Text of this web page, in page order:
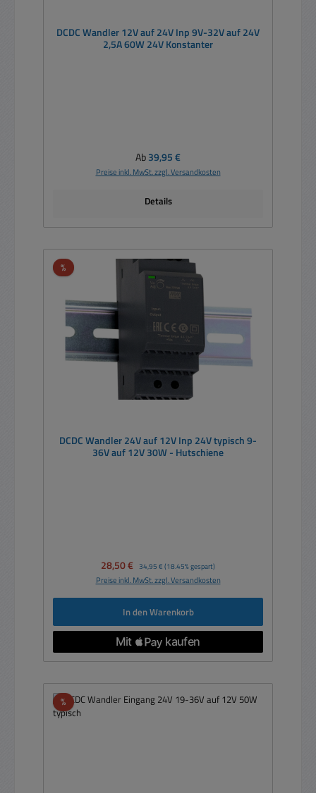
DCDC Wandler 12V auf 24V Inp 9V-32V auf 24V
2,5A 60W 24V Konstanter
Regulärer Preis:
Ab39,95 €
Preise inkl. MwSt. zzgl. Versandkosten
Details
%Rabatt
DCDC Wandler 24V auf 12V Inp 24V typisch 9-
36V auf 12V 30W - Hutschiene
Verkaufspreis:
28,50 € Regulärer Preis:
34,95 € (18.45% gespart)
Preise inkl. MwSt. zzgl. Versandkosten
In den Warenkorb
%Rabatt